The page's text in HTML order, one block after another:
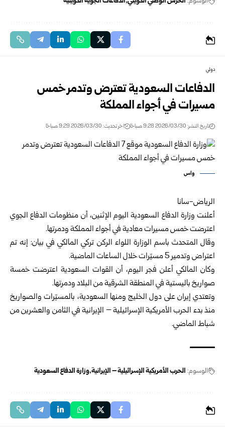
دولي
الدفاعات السعودية تعترض وتدمر خمس
مسيرات في أجواء المملكة
تاريخ النشر: 2026/03/30 9:28 صباحًا اخر تحديث: 2026/03/30 9:29 صباحًا
واس
الرياض-سانا
أعلنت وزارة الدفاع السعودية اليوم الإثنين، أن منظومات الدفاع الجوي
اعترضت خمس مسيرات معادية في أجواء المملكة ودمرتها.
وقال المتحدث باسم الوزارة اللواء الركن تركي المالكي في بيان: إنه تم
اعتراض وتدمير 5 مسيّرات خلال الساعات الماضية.
وكان المالكي أعلن فجر اليوم، أن القوات السعودية اعترضت خمسة
صواريخ باليستية في المنطقة الشرقية من البلاد ودمرتها.
وتعتدي إيران على دول الخليج ومنها السعودية، بالمسيّرات والصواريخ
منذ بدء الحرب الأمريكية الإسرائيلية – الإيرانية في الثامن والعشرين من
شباط الماضي.
الوسوم: الحرب الأمريكية الإسرائيلية – الإيرانية وزارة الدفاع السعودية